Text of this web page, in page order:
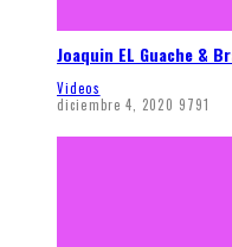
Joaquin EL Guache &
Videos
diciembre 4, 2020 9791